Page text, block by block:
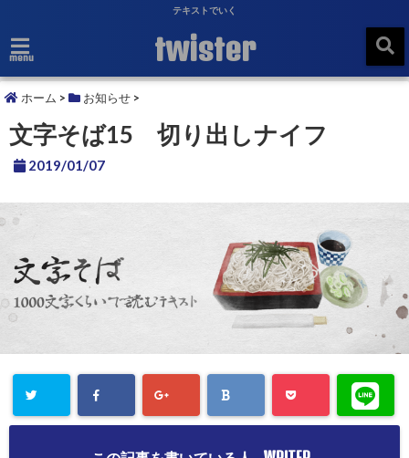
テキストでいく
menu twister
ホーム > お知らせ >
文字そば15 切り出しナイフ
2019/01/07